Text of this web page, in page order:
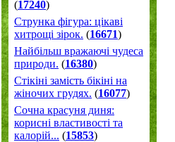
(17240)
Струнка фігура: цікаві
хитрощі зірок. (16671)
Найбільш вражаючі чудеса
природи. (16380)
Стікіні замість бікіні на
жіночих грудях. (16077)
Сочна красуня диня:
корисні властивості та
калорій... (15853)